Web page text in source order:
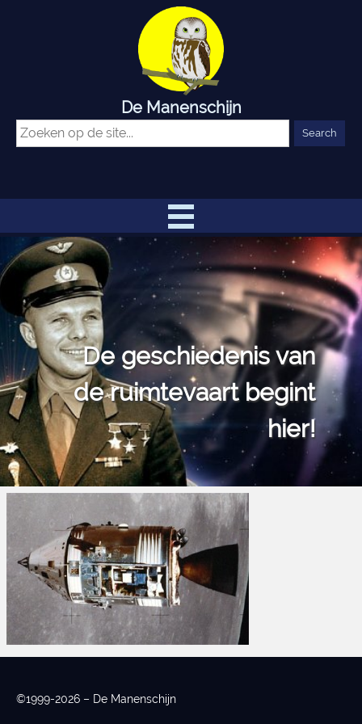
De Manenschijn
De geschiedenis van
de ruimtevaart begint
hier!
©1999-2026 – De Manenschijn